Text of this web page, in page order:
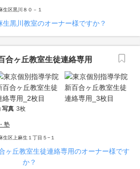
生区黒川８０－１
生黒川教室のオーナー様ですか？
合ヶ丘教室生徒連絡専用
写真 3枚
塾
生区上麻生１丁目５−１
ヶ丘教室生徒連絡専用のオーナー様です
か？